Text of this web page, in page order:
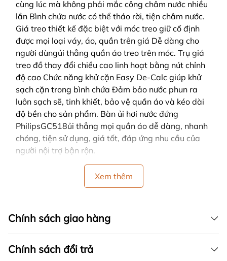
cùng lúc mà không phải mắc công châm nước nhiều
lần Bình chứa nước có thể tháo rời, tiện châm nước.
Giá treo thiết kế đặc biệt với móc treo giữ cố định
được mọi loại váy, áo, quần trên giá Dễ dàng cho
người dùngủi thẳng quần áo treo trên móc. Trụ giá
treo đồ thay đổi chiều cao linh hoạt bằng nút chỉnh
độ cao Chức năng khử cặn Easy De-Calc giúp khử
sạch cặn trong bình chứa Đảm bảo nước phun ra
luôn sạch sẽ, tinh khiết, bảo vệ quần áo và kéo dài
độ bền cho sản phẩm. Bàn ủi hơi nước đứng
PhilipsGC518ủi thẳng mọi quần áo dễ dàng, nhanh
chóng, tiện sử dụng, giá tốt, đáp ứng nhu cầu của
người nội trợ bận rộn.
Xem thêm
Chính sách giao hàng
Chính sách đổi trả